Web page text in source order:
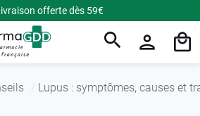
offerte dès 59€
Lupus : symptômes, causes et